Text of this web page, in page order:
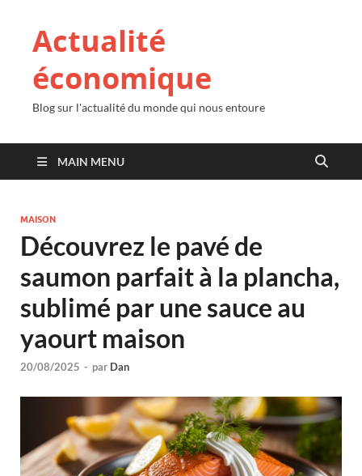
Actualité
économique
Blog sur l'actualité du monde qui nous entoure
MAIN MENU
MAISON
Découvrez le pavé de
saumon parfait à la plancha,
sublimé par une sauce au
yaourt maison
20/08/2025 - par Dan